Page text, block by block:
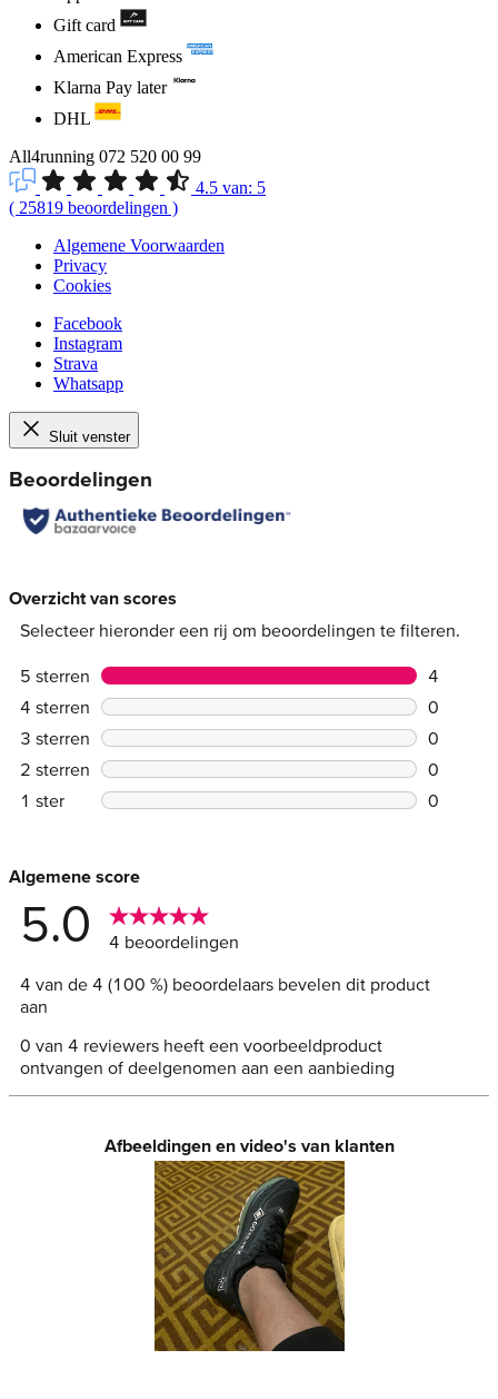
Gift card
American Express
Klarna Pay later
DHL
All4running 072 520 00 99
4.5 van: 5
( 25819 beoordelingen )
Algemene Voorwaarden
Privacy
Cookies
Facebook
Instagram
Strava
Whatsapp
Sluit venster